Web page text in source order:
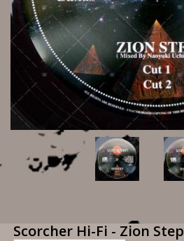
Scorcher Hi-Fi - Zion Step